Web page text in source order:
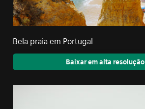
Bela praia em Portugal
Baixar em alta resolução